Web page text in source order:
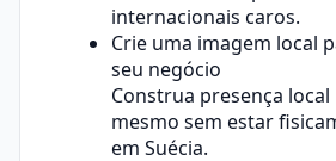
internacionais caros.
Crie uma imagem local
seu negócio
Construa presença local
mesmo sem estar
em Suécia.